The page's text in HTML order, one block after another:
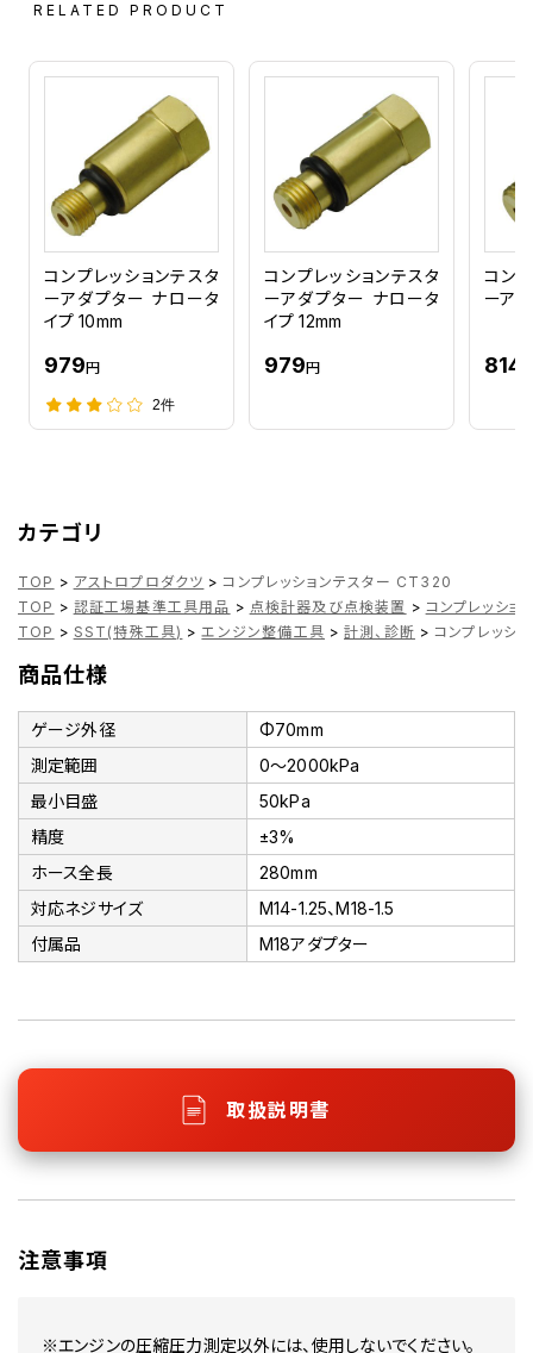
RELATED PRODUCT
コンプレッションテスタ
ーアダプター ナロータ
イプ 10mm
979円
2件
コンプレッションテスタ
ーアダプター ナロータ
イプ 12mm
979円
コン
ーア
814
カテゴリ
TOP > アストロプロダクツ > コンプレッションテスター CT320
TOP > 認証工場基準工具用品 > 点検計器及び点検装置 > コンプレッショ
TOP > SST(特殊工具) > エンジン整備工具 > 計測、診断 > コンプレッシ
商品仕様
ゲージ外径
Φ70mm
測定範囲
0～2000kPa
最小目盛
50kPa
精度
±3%
ホース全長
280mm
対応ネジサイズ
M14-1.25、M18-1.5
付属品
M18アダプター
取扱説明書
注意事項
※エンジンの圧縮圧力測定以外には、使用しないでください。